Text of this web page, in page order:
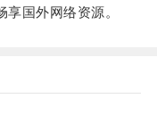
国外网络资源。